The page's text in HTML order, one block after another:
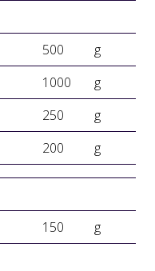
500
g
1000
g
250
g
200 g
150
g